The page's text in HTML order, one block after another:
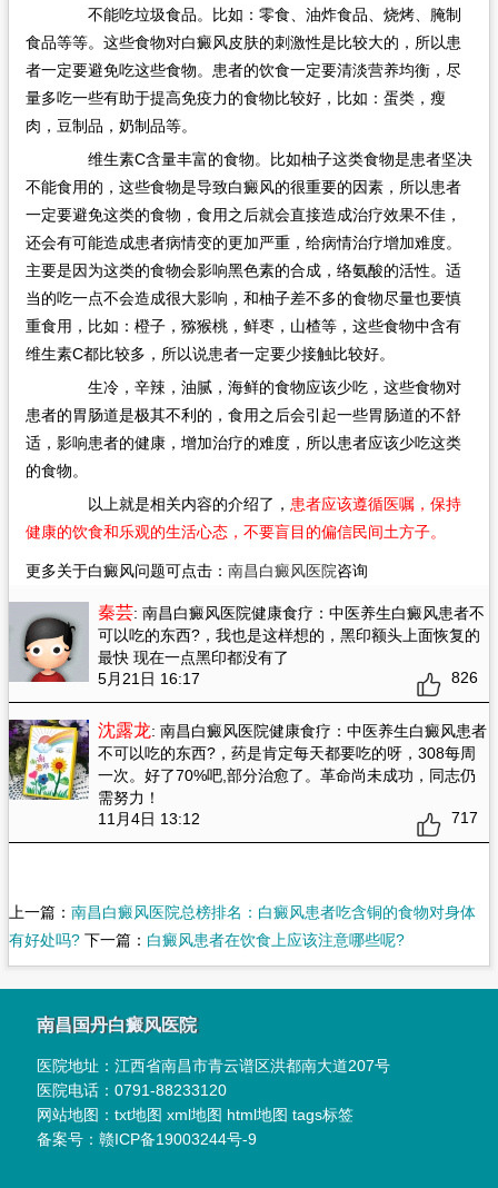
不能吃垃圾食品。比如：零食、油炸食品、烧烤、腌制
食品等等。这些食物对白癜风皮肤的刺激性是比较大的，所以患
者一定要避免吃这些食物。患者的饮食一定要清淡营养均衡，尽
量多吃一些有助于提高免疫力的食物比较好，比如：蛋类，瘦
肉，豆制品，奶制品等。
维生素C含量丰富的食物。比如柚子这类食物是患者坚决
不能食用的，这些食物是导致白癜风的很重要的因素，所以患者
一定要避免这类的食物，食用之后就会直接造成治疗效果不佳，
还会有可能造成患者病情变的更加严重，给病情治疗增加难度。
主要是因为这类的食物会影响黑色素的合成，络氨酸的活性。适
当的吃一点不会造成很大影响，和柚子差不多的食物尽量也要慎
重食用，比如：橙子，猕猴桃，鲜枣，山楂等，这些食物中含有
维生素C都比较多，所以说患者一定要少接触比较好。
生冷，辛辣，油腻，海鲜的食物应该少吃，这些食物对
患者的胃肠道是极其不利的，食用之后会引起一些胃肠道的不舒
适，影响患者的健康，增加治疗的难度，所以患者应该少吃这类
的食物。
以上就是相关内容的介绍了， 患者应该遵循医嘱，保持
健康的饮食和乐观的生活心态，不要盲目的偏信民间土方子。
更多关于白癜风问题可点击： 南昌白癜风医院咨询
秦芸: 南昌白癜风医院健康食疗：中医养生白癜风患者不
可以吃的东西?，我也是这样想的，黑印额头上面恢复的
最快 现在一点黑印都没有了
5月21日 16:17
826
沈露龙: 南昌白癜风医院健康食疗：中医养生白癜风患者
不可以吃的东西?，药是肯定每天都要吃的呀，308每周
一次。好了70%吧,部分治愈了。革命尚未成功，同志仍
需努力！
11月4日 13:12
717
上一篇： 南昌白癜风医院总榜排名：白癜风患者吃含铜的食物对身体
有好处吗?下一篇： 白癜风患者在饮食上应该注意哪些呢?
南昌国丹白癜风医院
医院地址：江西省南昌市青云谱区洪都南大道207号
医院电话：0791-88233120
网站地图：txt地图 xml地图 html地图 tags标签
备案号：赣ICP备19003244号-9